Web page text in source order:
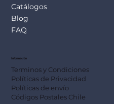
Catálogos
Blog
FAQ
Información
Terminos y Condiciones
Políticas de Privacidad
Políticas de envío
Códigos Postales Chile